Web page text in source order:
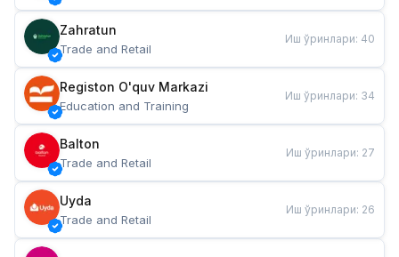
Zahratun
Trade and Retail
Иш ўринлари: 40
Registon O'quv Markazi
Education and Training
Иш ўринлари: 34
Balton
Trade and Retail
Иш ўринлари: 27
Uyda
Trade and Retail
Иш ўринлари: 26